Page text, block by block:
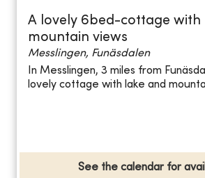
A lovely 6bed-cottage with
mountain views
Messlingen, Funäsdalen
In Messlingen, 3 miles from
lovely cottage with lake and
See the calendar for